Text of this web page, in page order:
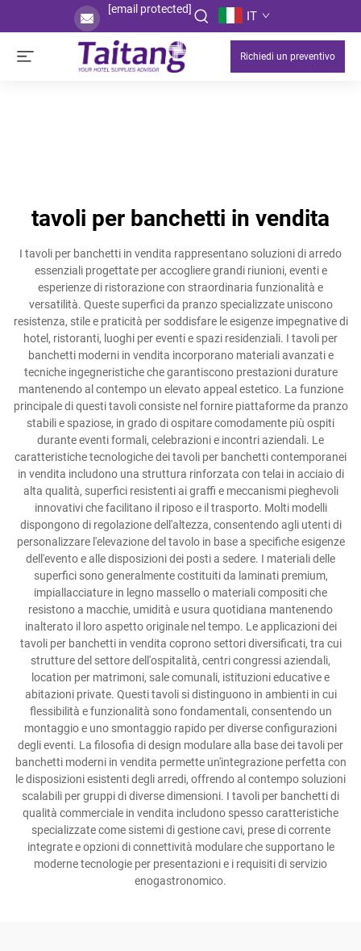
[email protected] IT
Richiedi un preventivo
tavoli per banchetti in vendita
I tavoli per banchetti in vendita rappresentano soluzioni di arredo
essenziali progettate per accogliere grandi riunioni, eventi e
esperienze di ristorazione con straordinaria funzionalità e
versatilità. Queste superfici da pranzo specializzate uniscono
resistenza, stile e praticità per soddisfare le esigenze impegnative di
hotel, ristoranti, luoghi per eventi e spazi residenziali. I tavoli per
banchetti moderni in vendita incorporano materiali avanzati e
tecniche ingegneristiche che garantiscono prestazioni durature
mantenendo al contempo un elevato appeal estetico. La funzione
principale di questi tavoli consiste nel fornire piattaforme da pranzo
stabili e spaziose, in grado di ospitare comodamente più ospiti
durante eventi formali, celebrazioni e incontri aziendali. Le
caratteristiche tecnologiche dei tavoli per banchetti contemporanei
in vendita includono una struttura rinforzata con telai in acciaio di
alta qualità, superfici resistenti ai graffi e meccanismi pieghevoli
innovativi che facilitano il riposo e il trasporto. Molti modelli
dispongono di regolazione dell'altezza, consentendo agli utenti di
personalizzare l'elevazione del tavolo in base a specifiche esigenze
dell'evento e alle disposizioni dei posti a sedere. I materiali delle
superfici sono generalmente costituiti da laminati premium,
impiallacciature in legno massello o materiali compositi che
resistono a macchie, umidità e usura quotidiana mantenendo
inalterato il loro aspetto originale nel tempo. Le applicazioni dei
tavoli per banchetti in vendita coprono settori diversificati, tra cui
strutture del settore dell'ospitalità, centri congressi aziendali,
location per matrimoni, sale comunali, istituzioni educative e
abitazioni private. Questi tavoli si distinguono in ambienti in cui
flessibilità e funzionalità sono fondamentali, consentendo un
montaggio e uno smontaggio rapido per diverse configurazioni
degli eventi. La filosofia di design modulare alla base dei tavoli per
banchetti moderni in vendita permette un'integrazione perfetta con
le disposizioni esistenti degli arredi, offrendo al contempo soluzioni
scalabili per gruppi di diverse dimensioni. I tavoli per banchetti di
qualità commerciale in vendita includono spesso caratteristiche
specializzate come sistemi di gestione cavi, prese di corrente
integrate e opzioni di connettività modulare che supportano le
moderne tecnologie per presentazioni e i requisiti di servizio
enogastronomico.